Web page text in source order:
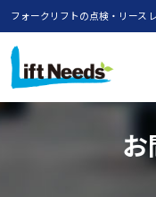
フォークリフトの点検・リース